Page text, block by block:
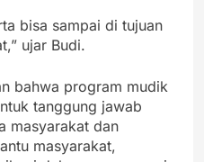
bisa sampai di tujuan
ujar Budi.
bahwa program mudik
tanggung jawab
masyarakat dan
masyarakat,